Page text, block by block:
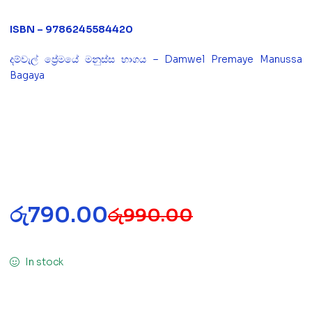
ISBN – 9786245584420
දම්වැල් ප්‍රේමයේ මනුස්ස භාගය – Damwel Premaye Manussa
Bagaya
රු990.00
රු790.00
In stock